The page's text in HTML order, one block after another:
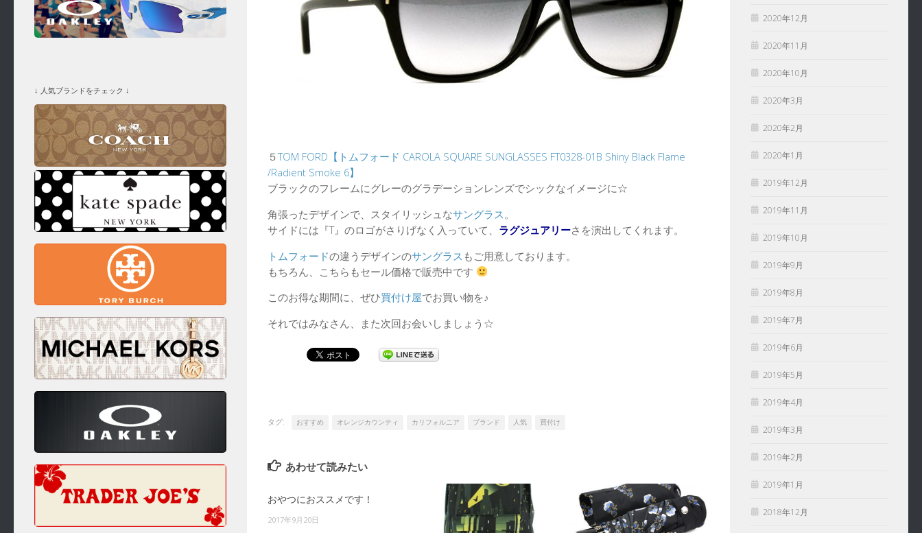
５TOM FORD【トムフォード CAROLA SQUARE SUNGLASSES FT0328-01B Shiny Black Flame
/Radient Smoke 6】
ブラックのフレームにグレーのグラデーションレンズでシックなイメージに☆
角張ったデザインで、スタイリッシュなサングラス 。
サイドには『T』のロゴがさりげなく入っていて、 ラグジュアリーさを演出してくれます。
トムフォードの違うデザインのサングラス もご用意しております。
もちろん、こちらもセール価格で販売中です
このお得な期間に、ぜひ買付け屋でお買い物を♪
それではみなさん、また次回お会いしましょう☆
タグ: おすすめ オレンジカウンティ カリフォルニア ブランド 人気 買付け
あわせて読みたい
おやつにおススメです！
2017年9月20日
↓ 人気ブランドをチェック ↓
2020年12月
2020年11月
2020年10月
2020年3月
2020年2月
2020年1月
2019年12月
2019年11月
2019年10月
2019年9月
2019年8月
2019年7月
2019年6月
2019年5月
2019年4月
2019年3月
2019年2月
2019年1月
2018年12月